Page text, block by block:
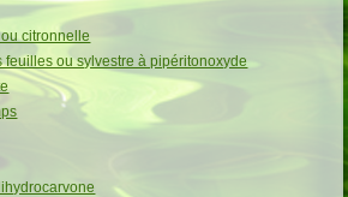
citronnelle
feuilles ou sylvestre à pipéritonoxyde